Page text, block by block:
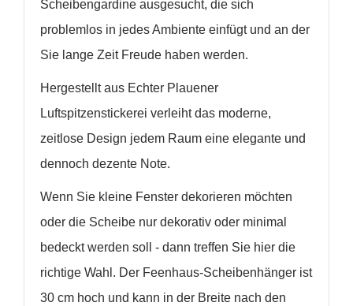
Scheibengardine ausgesucht, die sich
problemlos in jedes Ambiente einfügt und an der
Sie lange Zeit Freude haben werden.
Hergestellt aus Echter Plauener
Luftspitzenstickerei verleiht das moderne,
zeitlose Design jedem Raum eine elegante und
dennoch dezente Note.
Wenn Sie kleine Fenster dekorieren möchten
oder die Scheibe nur dekorativ oder minimal
bedeckt werden soll - dann treffen Sie hier die
richtige Wahl. Der Feenhaus-Scheibenhänger ist
30 cm hoch und kann in der Breite nach den
AUF MEINE WUNSCHLISTE
Neue Liste anlegen
WUNSCHLISTE ERSTELLEN
ANMELDEN
Sie müssen angemeldet sein, um Artikel Ihrer